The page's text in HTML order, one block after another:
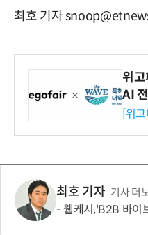
최호 기자
위
AI
시엄
[위
최호 기자 기사 더
웹케시,'B2B 바이브코딩' 플